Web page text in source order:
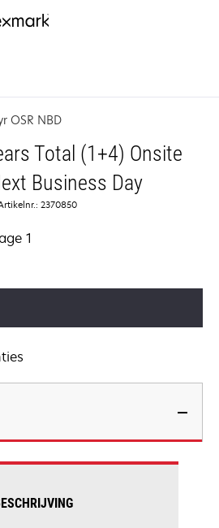
OSR NBD
Total (1+4) Onsite
Business Day
2370850